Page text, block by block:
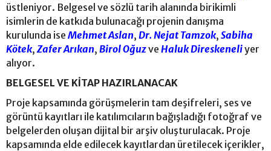
üstleniyor. Belgesel ve sözlü tarih alanında birikimli
isimlerin de katkıda bulunacağı projenin danışma
kurulunda ise Mehmet Aslan, Dr. Nejat Tamzok, Sabiha
Kötek, Zafer Arıkan, Birol Oğuzve Haluk Direskeneliyer
alıyor.
BELGESEL VE KİTAP HAZIRLANACAK
Proje kapsamında görüşmelerin tam deşifreleri, ses ve
görüntü kayıtları ile katılımcıların bağışladığı fotoğraf ve
belgelerden oluşan dijital bir arşiv oluşturulacak. Proje
kapsamında elde edilecek kayıtlardan üretilecek içerikler,